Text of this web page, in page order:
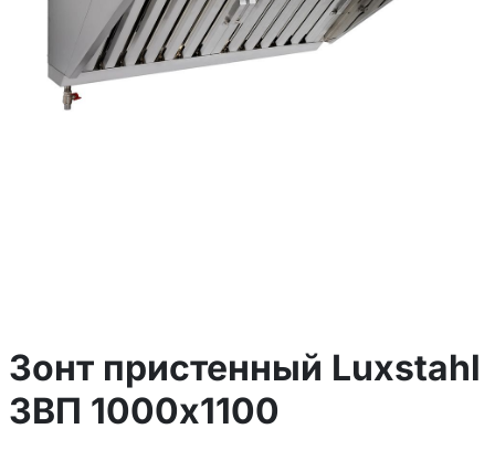
Зонт пристенный Luxstahl
ЗВП 1000х1100